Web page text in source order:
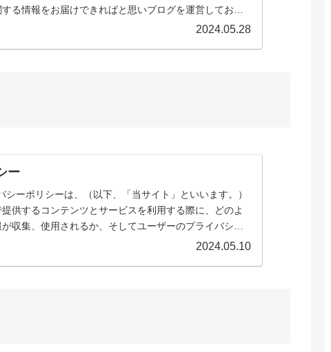
る情報をお届けできればと思いブログを運営しており
2024.05.28
ー
シーポリシーは、（以下、「当サイト」といいます。）
供するコンテンツとサービスを利用する際に、どのよ
収集、使用されるか、そしてユーザーのプライバシー
2024.05.10